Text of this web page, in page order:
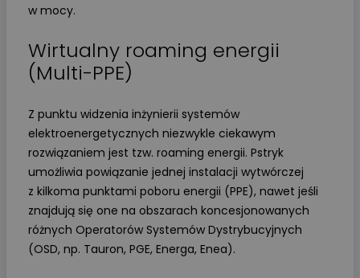
w mocy.
Wirtualny roaming energii
(Multi-PPE)
Z punktu widzenia inżynierii systemów
elektroenergetycznych niezwykle ciekawym
rozwiązaniem jest tzw. roaming energii. Pstryk
umożliwia powiązanie jednej instalacji wytwórczej
z kilkoma punktami poboru energii (PPE), nawet jeśli
znajdują się one na obszarach koncesjonowanych
różnych Operatorów Systemów Dystrybucyjnych
(OSD, np. Tauron, PGE, Energa, Enea).